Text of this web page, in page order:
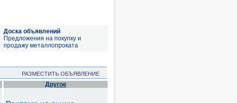
Доска объявлений
Предложения на покупку и
продажу металлопроката
РАЗМЕСТИТЬ ОБЪЯВЛЕНИЕ
Другое